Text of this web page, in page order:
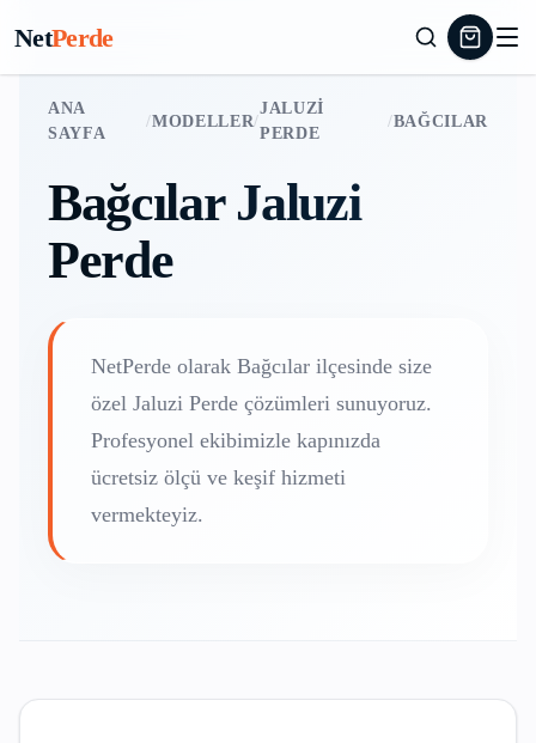
NetPerde
ANA
SAYFA
/MODELLER/
JALUZI
PERDE
/BAĞCILAR
Bağcılar Jaluzi
Perde
NetPerde olarak Bağcılar ilçesinde size
özel Jaluzi Perde çözümleri sunuyoruz.
Profesyonel ekibimizle kapınızda
ücretsiz ölçü ve keşif hizmeti
vermekteyiz.